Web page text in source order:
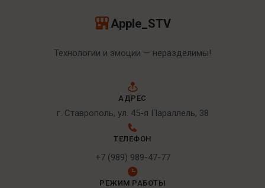
Apple_STV
Технологии и эмоции — неразделимы!
АДРЕС
г. Ставрополь, ул. 45-я Параллель, 38
ТЕЛЕФОН
+7 (989) 989-47-77
РЕЖИМ РАБОТЫ